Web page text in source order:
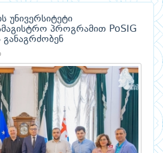
უნივერსიტეტი
პროგრამით PoSIG